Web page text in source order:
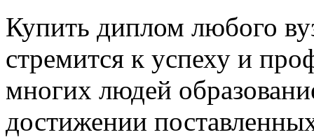
Купить диплом любого
стремится к успеху и
многих людей
достижении